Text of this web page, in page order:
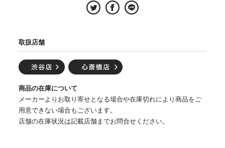
取扱店舗
商品の在庫について
メーカーよりお取り寄せとなる場合や在庫切れにより商品をご
用意できない場合もございます。
店舗の在庫状況は記載店舗までお問合せください。